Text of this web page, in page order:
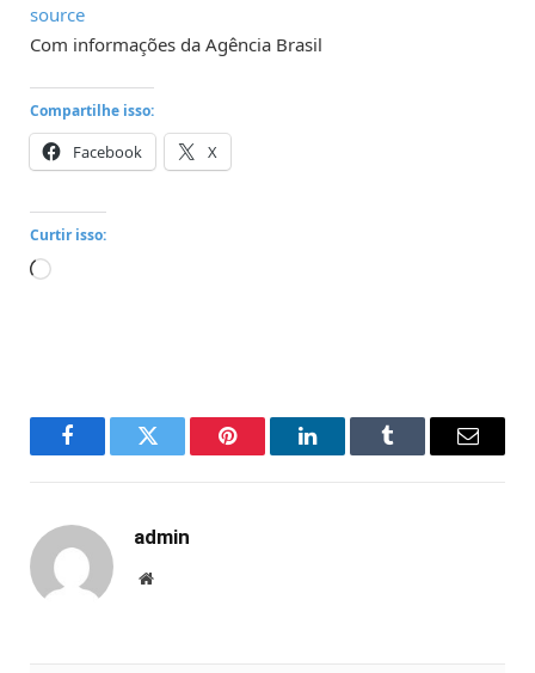
source
Com informações da Agência Brasil
Compartilhe isso:
Facebook X
Curtir isso:
Carregando...
FacebookTwitter Pinterest LinkedInTumblr Email
admin
Website